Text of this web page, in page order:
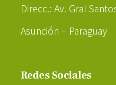
Direcc.: Av. Gral
Asunción – Paraguay
Redes Sociales